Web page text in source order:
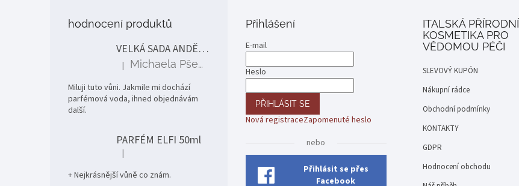
hodnocení produktů
VELKÁ SADA ANDĚLÉ
Hodnocení produktu je 5 z 5 hvězdiček.
| Michaela Pšenčíková
Miluji tuto vůni. Jakmile mi dochází
parfémová voda, ihned objednávám
další.
PARFÉM ELFI 50ml
Hodnocení produktu je 5 z 5 hvězdiček.
|
+ Nejkrásnější vůně co znám.
Přihlášení
E-mail
Heslo
PŘIHLÁSIT SE
Nová registraceZapomenuté heslo
nebo
Přihlásit se přes
Facebook
ITALSKÁ PŘÍRODNÍ
KOSMETIKA PRO
VĚDOMOU PÉČI
SLEVOVÝ KUPÓN
Nákupní rádce
Obchodní podmínky
KONTAKTY
GDPR
Hodnocení obchodu